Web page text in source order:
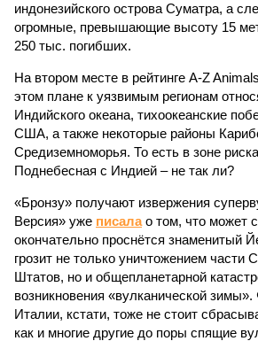
индонезийского острова Суматра, а
огромные, превышающие высоту 15
250 тыс. погибших.
На втором месте в рейтинге A-Z
этом плане к уязвимым регионам
Индийского океана, тихо­океанские
США, а также некоторые районы
Средиземноморья. То есть в зоне
Поднебесная с Индией – не так ли?
«Бронзу» получают извержения
Версия» уже писалао том, что может
окончательно проснётся знаменитый
грозит не только уничтожением части
Штатов, но и общепланетарной
возникновения «вулканической
Италии, кстати, тоже не стоит
как и многие другие до поры спящие